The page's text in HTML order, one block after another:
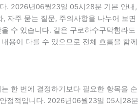
. 2026년06월23일 05시28분 기본 안내,
, 자주 묻는 질문, 주의사항을 나누어 보면
수 있습니다. 같은 구로하수구막힘라도
용이 다를 수 있으므로 전체 흐름을 함께
한 번에 결정하기보다 필요한 항목을 순
정적입니다. 2026년06월23일 05시28분